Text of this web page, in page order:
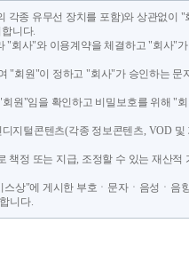
각종 유무선 장치를 포함)와 상관없이 "
니다.
회사"와 이용계약을 체결하고 "회사"
회원"이 정하고 "회사"가 승인하는 문
원"임을 확인하고 비밀보호를 위해 "
지털콘텐츠(각종 정보콘텐츠, VOD 및
정 또는 지급, 조정할 수 있는 재산적
상"에 게시한 부호ㆍ문자ㆍ음성ㆍ음
니다.